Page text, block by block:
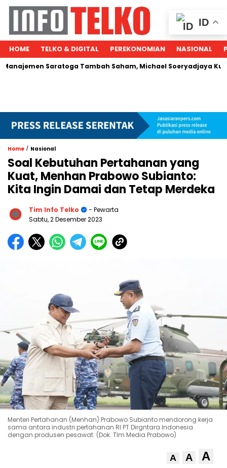
HOME TELKO & DIGITAL PEREKONOMIAN NASIONAL
Saratoga Tambah Saham, Michael Soeryadjaya Kucurkan
Home / Nasional
Soal Kebutuhan Pertahanan yang
Kuat, Menhan Prabowo Subianto:
Kita Ingin Damai dan Tetap Merdeka
Tim Info Telko
- Pewarta
Sabtu, 2 Desember 2023
Menteri Pertahanan (Menhan) Prabowo Subianto mendorong kerja
sama antara industri pertahanan RI PT Dirgntara Indonesia
dengan produsen pesawat. (Dok. TIm Media Prabowo)
A A A
ID